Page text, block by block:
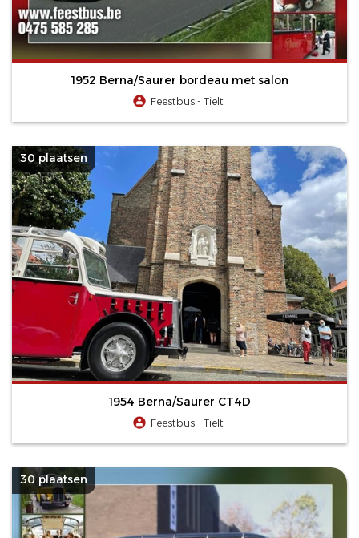
1952 Berna/Saurer bordeau met salon
Feestbus - Tielt
30 plaatsen
1954 Berna/Saurer CT4D
Feestbus - Tielt
30 plaatsen